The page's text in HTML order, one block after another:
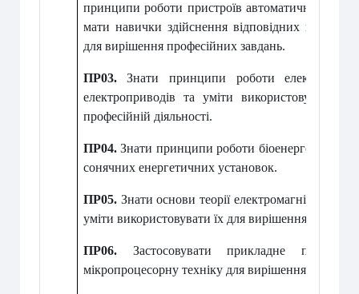
принципи роботи пристроїв автоматичного
мати навички здійснення відповідних
для вирішення професійних завдань.
ПР03.Знати принципи роботи
електроприводів та уміти використовувати
професійній діяльності.
ПР04.Знати принципи роботи біоенергетичних,
сонячних енергетичних установок.
ПР05. Знати основи теорії електромагнітного
уміти використовувати їх для вирішення
ПР06. Застосовувати прикладне
мікропроцесорну техніку для вирішення